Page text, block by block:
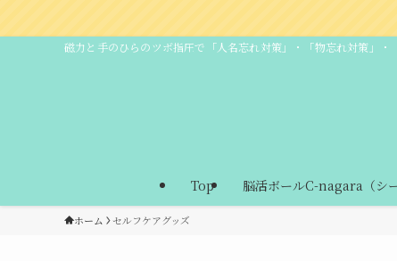
磁力と手のひらのツボ指圧で「人名忘れ対策」・「物忘れ対策」・
Top 脳活ボールC-nagara（シ
ホーム セルフケアグッズ